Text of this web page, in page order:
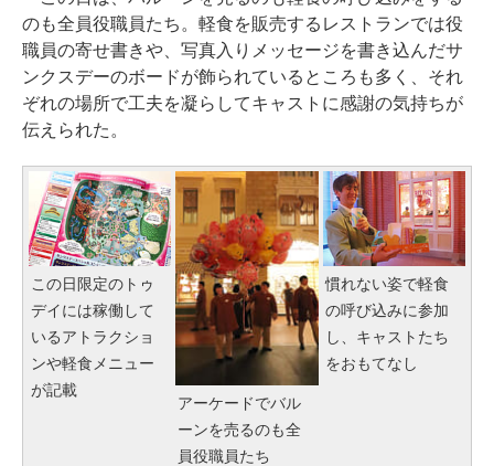
のも全員役職員たち。軽食を販売するレストランでは役
職員の寄せ書きや、写真入りメッセージを書き込んだサ
ンクスデーのボードが飾られているところも多く、それ
ぞれの場所で工夫を凝らしてキャストに感謝の気持ちが
伝えられた。
この日限定のトゥ
デイには稼働して
いるアトラクショ
ンや軽食メニュー
が記載
アーケードでバル
ーンを売るのも全
員役職員たち
慣れない姿で軽食
の呼び込みに参加
し、キャストたち
をおもてなし